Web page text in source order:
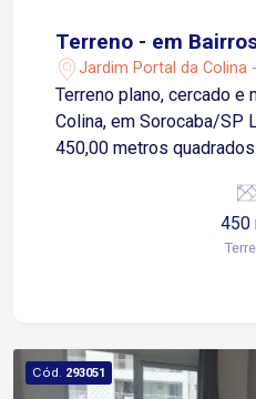
Terreno - em
Jardim Portal da Colina
Terreno plano, cercado e
Colina, em Sorocaba/SP
450,00 metros
restaurantes, próximo
castanho, escolas,
e, a 10 minutos do centro de
450
Cód. 293051